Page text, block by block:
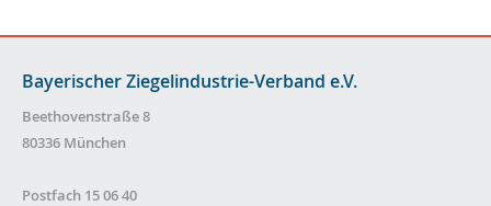
Bayerischer Ziegelindustrie-Verband e.V.
Beethovenstraße 8
80336 München
Postfach 15 06 40